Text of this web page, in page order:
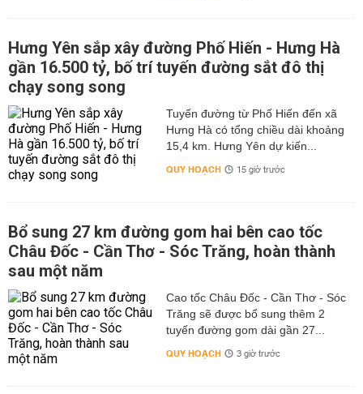
Hưng Yên sắp xây đường Phố Hiến - Hưng Hà
gần 16.500 tỷ, bố trí tuyến đường sắt đô thị
chạy song song
Tuyến đường từ Phố Hiến đến xã
Hưng Hà có tổng chiều dài khoảng
15,4 km. Hưng Yên dự kiến...
QUY HOẠCH 15 giờ trước
Bổ sung 27 km đường gom hai bên cao tốc
Châu Đốc - Cần Thơ - Sóc Trăng, hoàn thành
sau một năm
Cao tốc Châu Đốc - Cần Thơ - Sóc
Trăng sẽ được bổ sung thêm 2
tuyến đường gom dài gần 27...
QUY HOẠCH 3 giờ trước